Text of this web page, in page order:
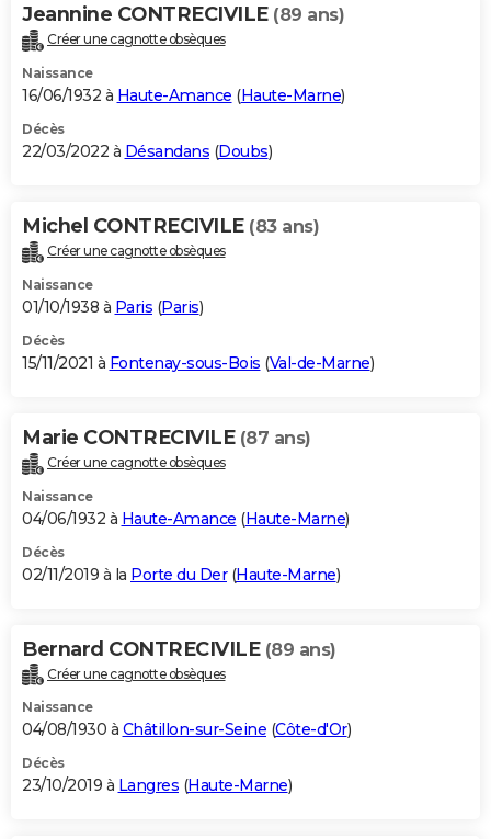
Carte de Noël
Carte Bonne année
Carte Saint-Valentin
Carte Pâques
Carte d'anniversaire
DICTIONNAIRE
Dictionnaire
Biographies
Citations
Expressions
Proverbes
PROGRAMME TV
S'inscrire
Se connecter
Lycées
Collèges
Primaires
Universités
Entreprises
Service militaire
Avis de recherche
AVIS DE DÉCÈS
Bricolage
Lifestyle
Culture
Sport
Auto
Television
Voyage
Cinema
Jeannine CONTRECIVILE (89 ans)
Créer une cagnotte obsèques
Naissance
16/06/1932 à Haute-Amance (Haute-Marne)
Décès
22/03/2022 à Désandans (Doubs)
Michel CONTRECIVILE (83 ans)
Créer une cagnotte obsèques
Naissance
01/10/1938 à Paris (Paris)
Décès
15/11/2021 à Fontenay-sous-Bois (Val-de-Marne)
Marie CONTRECIVILE (87 ans)
Créer une cagnotte obsèques
Naissance
04/06/1932 à Haute-Amance (Haute-Marne)
Décès
02/11/2019 à la Porte du Der(Haute-Marne)
Bernard CONTRECIVILE (89 ans)
Créer une cagnotte obsèques
Naissance
04/08/1930 à Châtillon-sur-Seine (Côte-d'Or)
Décès
23/10/2019 à Langres (Haute-Marne)